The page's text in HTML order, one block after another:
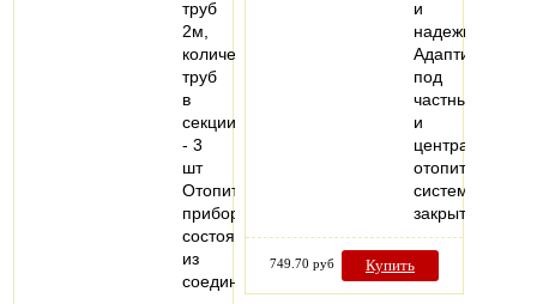
труб
2м,
количество
труб
в
секции
- 3
шт
Отопительный
прибор,
состоящий
из
соединенных…
и
надежности.
Адаптирован
под
частные
и
отопительные
системы
закрытого…
749.70 руб Купить